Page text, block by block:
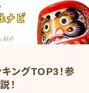
紹介
ングTOP3！参
！